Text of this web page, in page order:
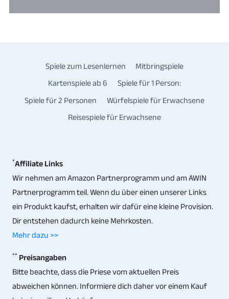
Spiele zum Lesenlernen
Mitbringspiele
Kartenspiele ab 6
Spiele für 1 Person:
Spiele für 2 Personen
Würfelspiele für Erwachsene
Reisespiele für Erwachsene
*Affiliate Links
Wir nehmen am Amazon Partnerprogramm und am AWIN
Partnerprogramm teil. Wenn du über einen unserer Links
ein Produkt kaufst, erhalten wir dafür eine kleine Provision.
Dir entstehen dadurch keine Mehrkosten.
Mehr dazu >>
** Preisangaben
Bitte beachte, dass die Priese vom aktuellen Preis
abweichen können. Informiere dich daher vor einem Kauf